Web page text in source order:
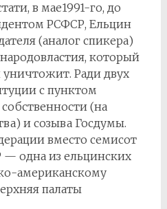
в мае1991-го, до
РСФСР, Ельцин
(аналог спикера)
который
уничтожит. Ради двух
с пунктом
(на
и созыва Госдумы.
вместо семисот
— одна из ельцинских
американскому
палаты